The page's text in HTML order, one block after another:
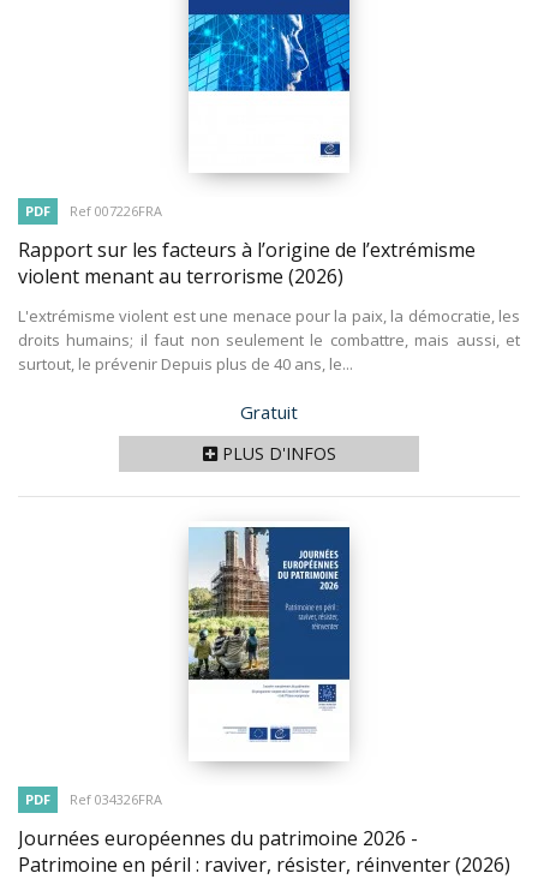
PDF Ref 007226FRA
Rapport sur les facteurs à l’origine de l’extrémisme
violent menant au terrorisme (2026)
L'extrémisme violent est une menace pour la paix, la démocratie, les
droits humains; il faut non seulement le combattre, mais aussi, et
surtout, le prévenir Depuis plus de 40 ans, le...
Prix
Gratuit
PLUS D'INFOS
PDF Ref 034326FRA
Journées européennes du patrimoine 2026 -
Patrimoine en péril : raviver, résister, réinventer(2026)